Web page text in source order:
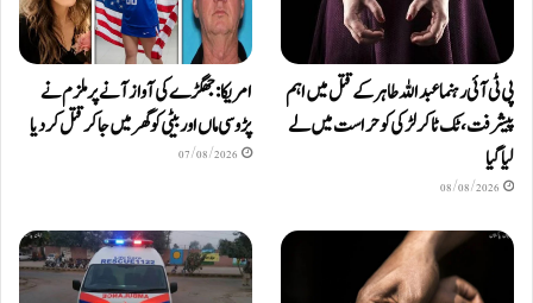
پی ٹی آئی رہنما عبداللہ طاہر کے قتل میں اہم
پیشرفت، ٹک ٹاکر لڑکی کو حراست میں لے
لیا گیا
08/08/2026
امریکا: جھگڑے کی آواز آنے پر ملزم نے
پڑوسی ماں اور بیٹی کو گھر میں جا کر قتل کر دیا
07/08/2026